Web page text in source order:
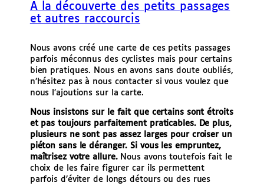
A la découverte des petits passages
et autres raccourcis
Nous avons créé une carte de ces petits passages
parfois méconnus des cyclistes mais pour certains
bien pratiques. Nous en avons sans doute oubliés,
n’hésitez pas à nous contacter si vous voulez que
nous l’ajoutions sur la carte.
Nous insistons sur le fait que certains sont étroits
et pas toujours parfaitement praticables. De plus,
plusieurs ne sont pas assez larges pour croiser un
piéton sans le déranger. Si vous les empruntez,
maîtrisez votre allure. Nous avons toutefois fait le
choix de les faire figurer car ils permettent
parfois d’éviter de longs détours ou des rues